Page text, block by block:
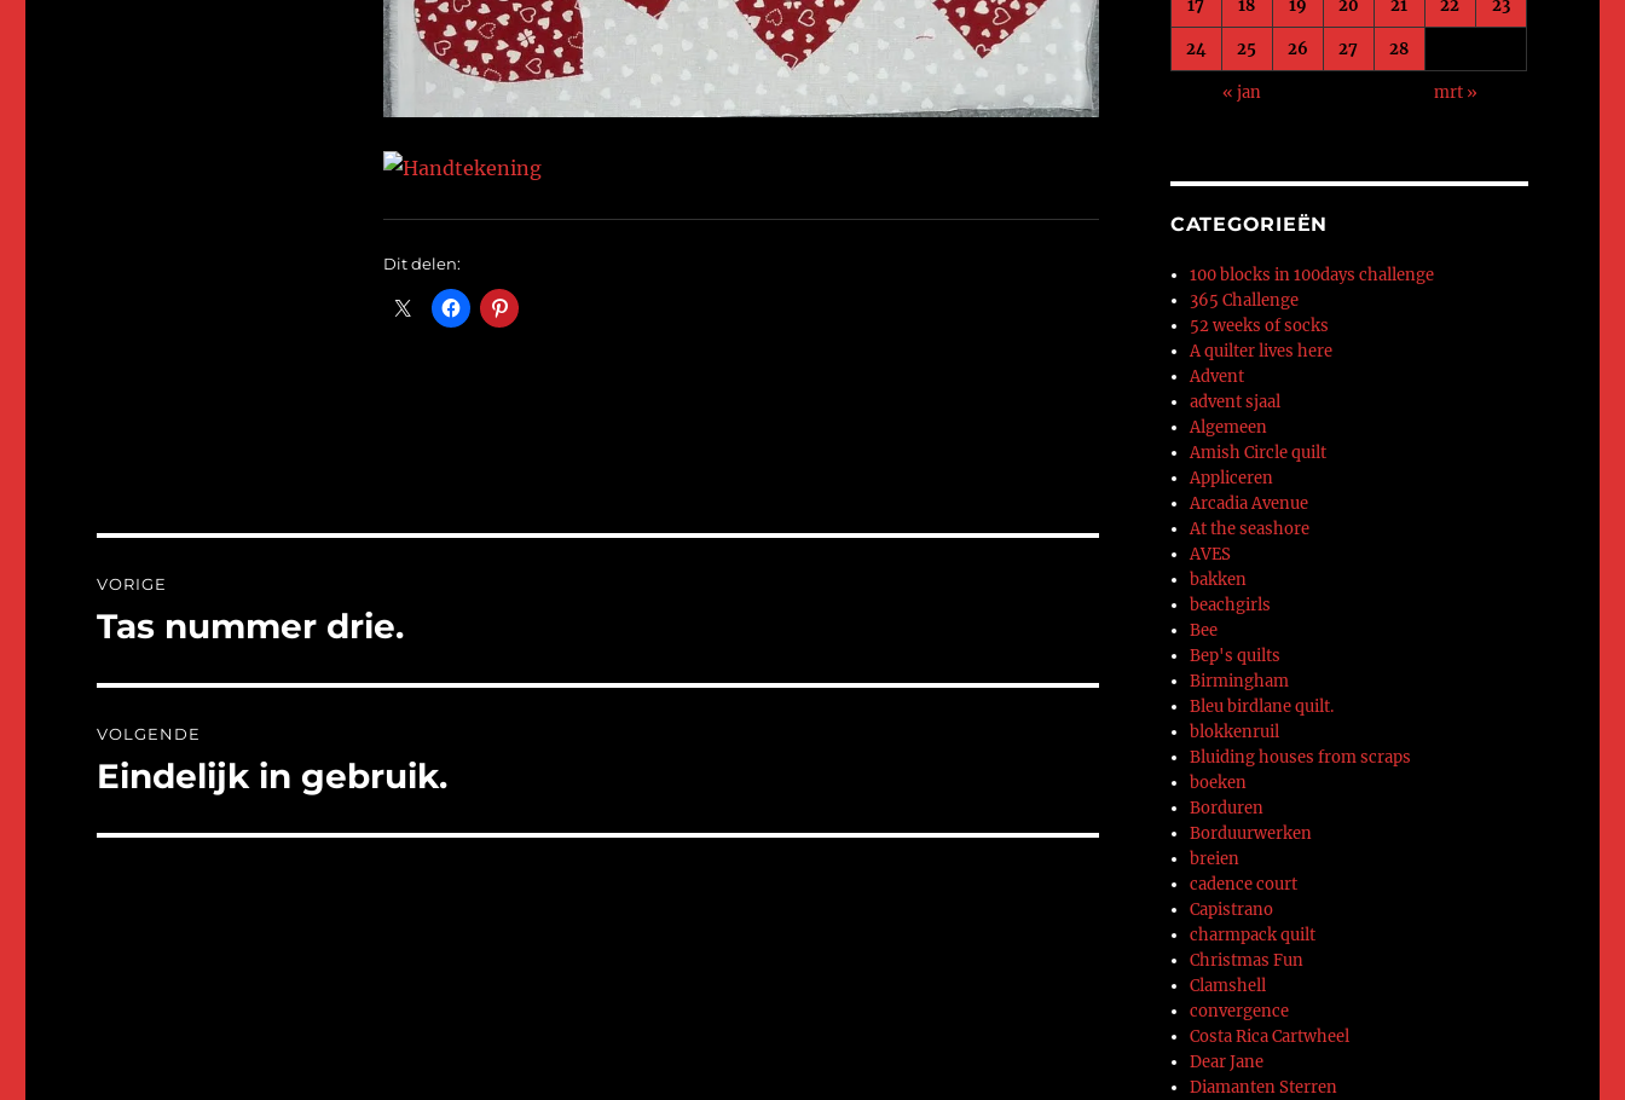
Dit delen:
navigatie
VORIGE
Vorig
Tas nummer drie.
VOLGENDE
Volgend
Eindelijk in gebruik.
17 18 19 20 21 22 23
24 25 26 27 28
« jan mrt »
CATEGORIEËN
100 blocks in 100days challenge
365 Challenge
52 weeks of socks
A quilter lives here
Advent
advent sjaal
Algemeen
Amish Circle quilt
Appliceren
Arcadia Avenue
At the seashore
AVES
bakken
beachgirls
Bee
Bep's quilts
Birmingham
Bleu birdlane quilt.
blokkenruil
Bluiding houses from scraps
boeken
Borduren
Borduurwerken
breien
cadence court
Capistrano
charmpack quilt
Christmas Fun
Clamshell
convergence
Costa Rica Cartwheel
Dear Jane
Diamanten Sterren